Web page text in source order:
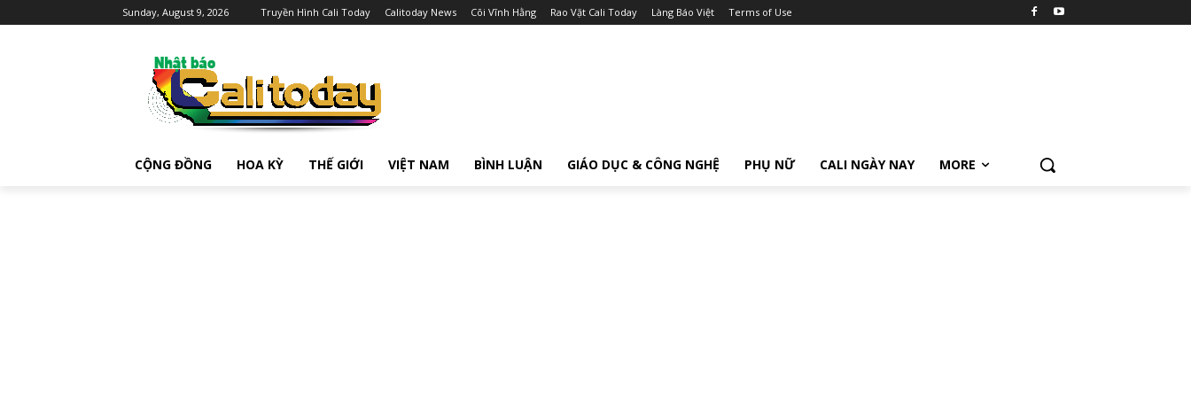
Sunday, August 9, 2026 Truyền Hình Cali Today Calitoday News Cõi Vĩnh Hằng Rao Vặt Cali Today Làng Báo Việt Terms of Use
CỘNG ĐỒNG HOA KỲ THẾ GIỚI VIỆT NAM BÌNH LUẬN GIÁO DỤC & CÔNG NGHỆ PHỤ NỮ CALI NGÀY NAY MORE